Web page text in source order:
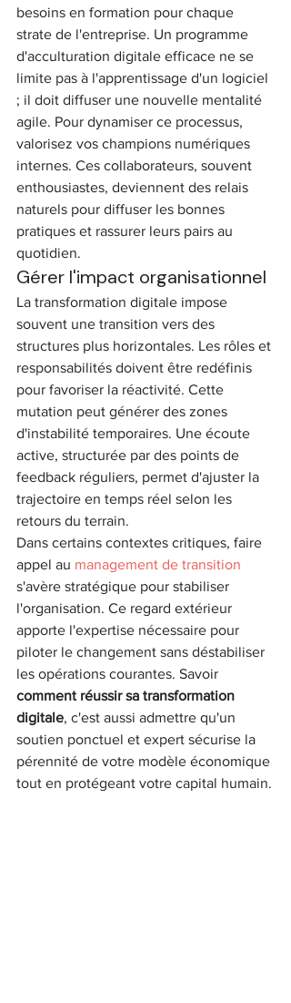
besoins en formation pour chaque
strate de l'entreprise. Un programme
d'acculturation digitale efficace ne se
limite pas à l'apprentissage d'un logiciel
; il doit diffuser une nouvelle mentalité
agile. Pour dynamiser ce processus,
valorisez vos champions numériques
internes. Ces collaborateurs, souvent
enthousiastes, deviennent des relais
naturels pour diffuser les bonnes
pratiques et rassurer leurs pairs au
quotidien.
Gérer l'impact organisationnel
La transformation digitale impose
souvent une transition vers des
structures plus horizontales. Les rôles et
responsabilités doivent être redéfinis
pour favoriser la réactivité. Cette
mutation peut générer des zones
d'instabilité temporaires. Une écoute
active, structurée par des points de
feedback réguliers, permet d'ajuster la
trajectoire en temps réel selon les
retours du terrain.
Dans certains contextes critiques, faire
appel au management de transition
s'avère stratégique pour stabiliser
l'organisation. Ce regard extérieur
apporte l'expertise nécessaire pour
piloter le changement sans déstabiliser
les opérations courantes. Savoir
comment réussir sa transformation
digitale, c'est aussi admettre qu'un
soutien ponctuel et expert sécurise la
pérennité de votre modèle économique
tout en protégeant votre capital humain.